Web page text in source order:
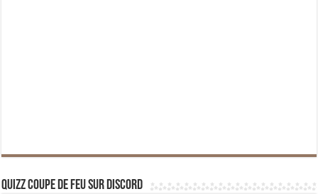
Quizz Coupe de Feu sur Discord